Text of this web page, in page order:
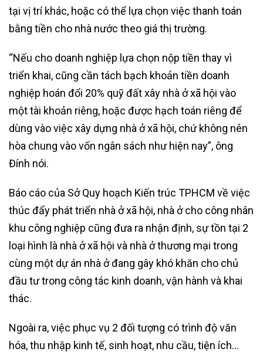
tại vị trí khác, hoặc có thể lựa chọn việc thanh toán
bằng tiền cho nhà nước theo giá thị trường.
“Nếu cho doanh nghiệp lựa chọn nộp tiền thay vì
triển khai, cũng cần tách bạch khoản tiền doanh
nghiệp hoán đổi 20% quỹ đất xây nhà ở xã hội vào
một tài khoản riêng, hoặc được hạch toán riêng để
dùng vào việc xây dựng nhà ở xã hội, chứ không nên
hòa chung vào vốn ngân sách như hiện nay”, ông
Đính nói.
Báo cáo của Sở Quy hoạch Kiến trúc TPHCM về việc
thúc đẩy phát triển nhà ở xã hội, nhà ở cho công nhân
khu công nghiệp cũng đưa ra nhận định, sự tồn tại 2
loại hình là nhà ở xã hội và nhà ở thương mại trong
cùng một dự án nhà ở đang gây khó khăn cho chủ
đầu tư trong công tác kinh doanh, vận hành và khai
thác.
Ngoài ra, việc phục vụ 2 đối tượng có trình độ văn
hóa, thu nhập kinh tế, sinh hoạt, nhu cầu, tiện ích…